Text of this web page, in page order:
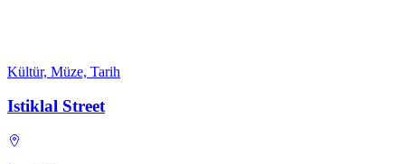
Kültür, Müze, Tarih
Istiklal Street